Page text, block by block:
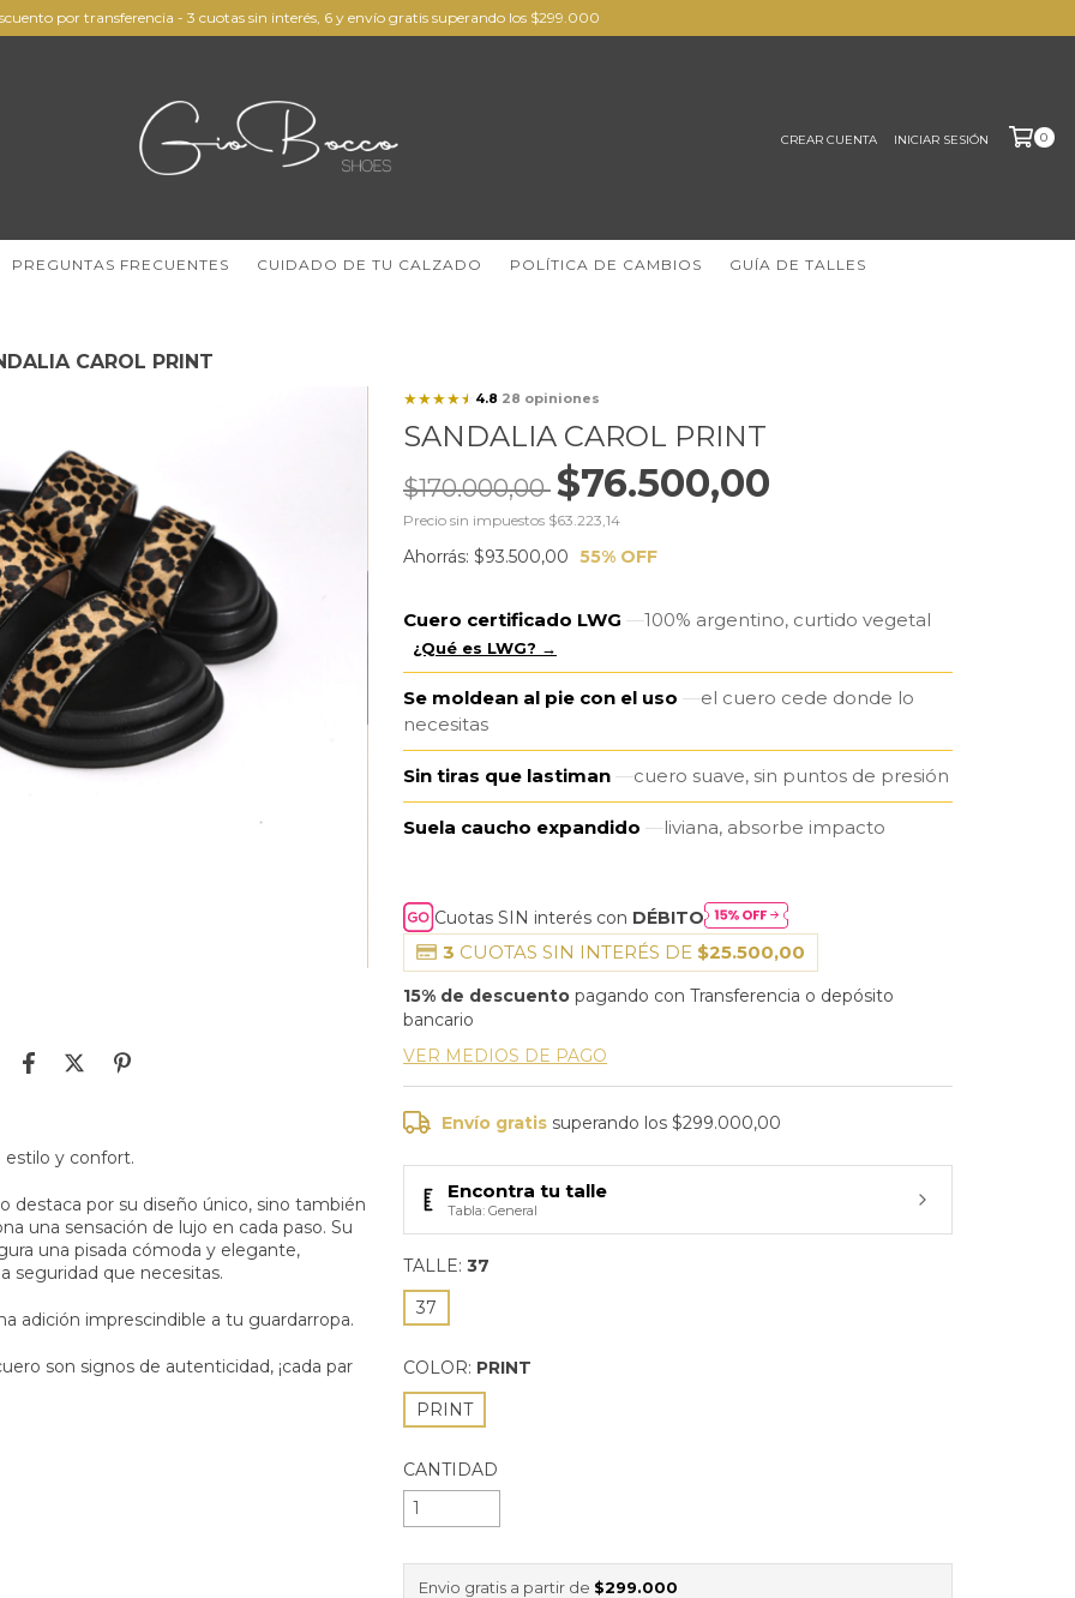
por transferencia - 3 cuotas sin interés, 6 y envío gratis superando los $299.000
CREAR CUENTA INICIAR SESIÓN 0
PREGUNTAS FRECUENTES CUIDADO DE TU CALZADO POLÍTICA DE CAMBIOS GUÍA DE TALLES
CAROL PRINT
y confort.
destaca por su diseño único, sino también
una sensación de lujo en cada paso. Su
una pisada cómoda y elegante,
seguridad que necesitas.
adición imprescindible a tu guardarropa.
son signos de autenticidad, ¡cada par
★★★★☆ 4.8·28 opiniones
SANDALIA CAROL PRINT
$170.000,00 $76.500,00
Precio sin impuestos $63.223,14
Ahorrás: $93.500,00 55% OFF
Cuero certificado LWG 100% argentino, curtido vegetal
¿Qué es LWG? →
Se moldean al pie con el uso
el cuero cede donde lo
necesitas
Sin tiras que lastiman cuero suave, sin puntos de presión
Suela caucho expandido liviana, absorbe impacto
Cuotas SIN interés con DÉBITO
3 CUOTAS SIN INTERÉS DE $25.500,00
15% de descuento pagando con Transferencia o depósito
bancario
VER MEDIOS DE PAGO
Envío gratis superando los$299.000,00
Encontra tu talle
Tabla: General
TALLE: 37
37
COLOR: PRINT
PRINT
CANTIDAD
Envio gratis a partir de $299.000